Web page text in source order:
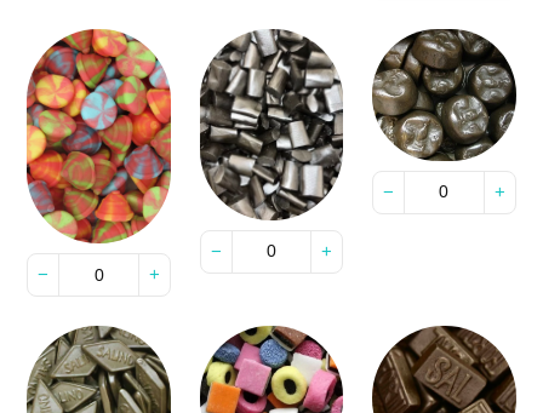
− +
− +
− +